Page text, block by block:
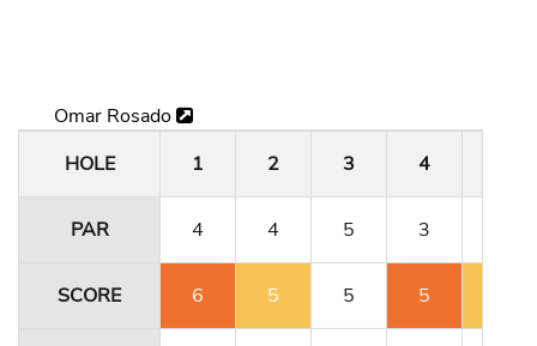
Omar Rosado
HOLE
1 2 3 4
PAR 4 4 5 3
SCORE 6 5 5 5